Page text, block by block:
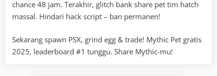
chance 48 jam. Terakhir, glitch bank share pet tim hatch
massal. Hindari hack script – ban permanen!
Sekarang spawn PSX, grind egg & trade! Mythic Pet gratis
2025, leaderboard #1 tunggu. Share Mythic-mu!